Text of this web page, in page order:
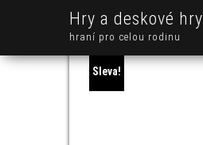
Hry a deskové hry
hraní pro celou rodinu
Sleva!